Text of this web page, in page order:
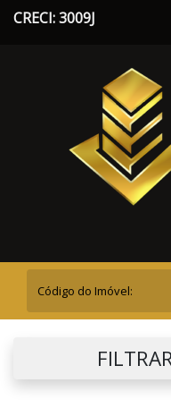
CRECI: 3009J